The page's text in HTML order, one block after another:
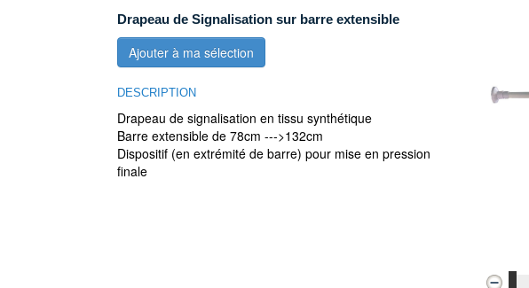
Drapeau de Signalisation sur barre extensible
Ajouter à ma sélection
DESCRIPTION
Drapeau de signalisation en tissu synthétique
Barre extensible de 78cm --->132cm
Dispositif (en extrémité de barre) pour mise en pression
finale